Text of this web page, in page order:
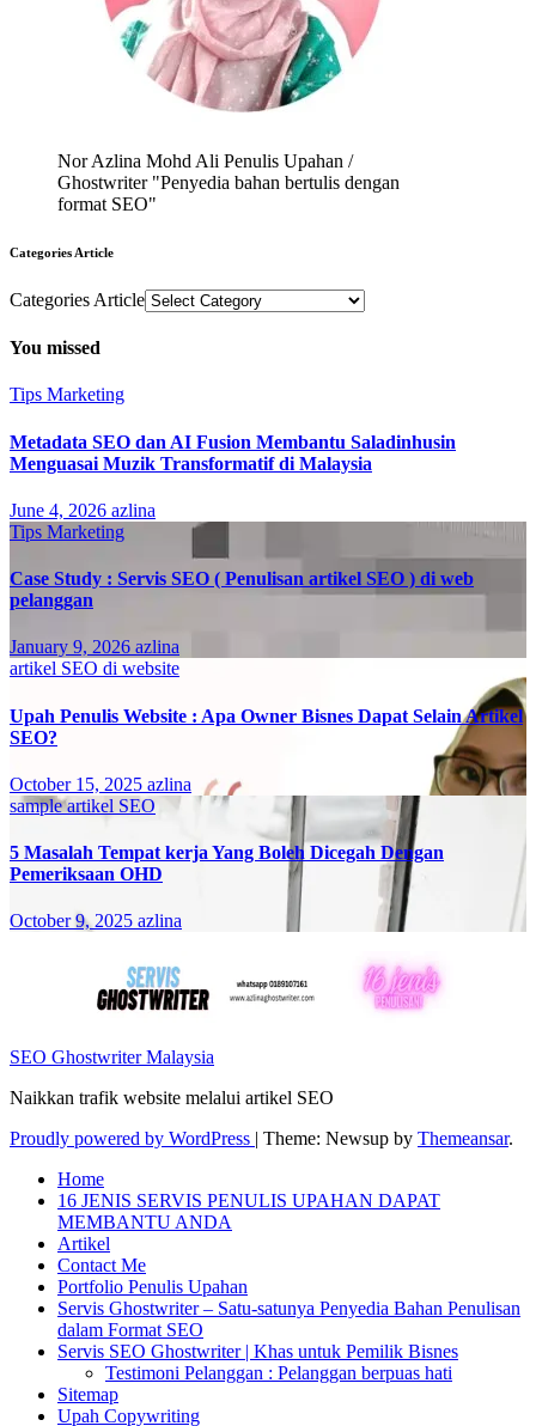
Nor Azlina Mohd Ali Penulis Upahan /
Ghostwriter "Penyedia bahan bertulis dengan
format SEO"
Categories Article
Categories Article
You missed
Tips Marketing
Metadata SEO dan AI Fusion Membantu Saladinhusin
Menguasai Muzik Transformatif di Malaysia
June 4, 2026 azlina
Tips Marketing
Case Study : Servis SEO ( Penulisan artikel SEO ) di web
pelanggan
January 9, 2026 azlina
artikel SEO di website
Upah Penulis Website : Apa Owner Bisnes Dapat Selain Artikel
SEO?
October 15, 2025 azlina
sample artikel SEO
5 Masalah Tempat kerja Yang Boleh Dicegah Dengan
Pemeriksaan OHD
October 9, 2025 azlina
SEO Ghostwriter Malaysia
Naikkan trafik website melalui artikel SEO
Proudly powered by WordPress | Theme: Newsup by Themeansar.
Home
16 JENIS SERVIS PENULIS UPAHAN DAPAT
MEMBANTU ANDA
Artikel
Contact Me
Portfolio Penulis Upahan
Servis Ghostwriter – Satu-satunya Penyedia Bahan Penulisan
dalam Format SEO
Servis SEO Ghostwriter | Khas untuk Pemilik Bisnes
Testimoni Pelanggan : Pelanggan berpuas hati
Sitemap
Upah Copywriting